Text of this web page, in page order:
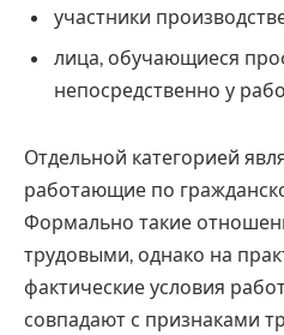
участники
лица, обучающиеся
непосредственно у
Отдельной категорией
работающие по
Формально такие
трудовыми, однако на
фактические условия
совпадают с признаками